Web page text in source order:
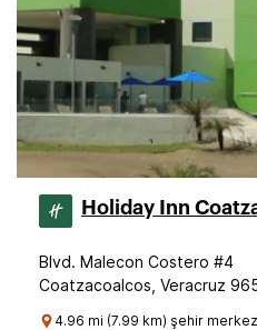
Holiday Inn
Blvd. Malecon Costero #4
Coatzacoalcos, Veracruz
4.96 mi (7.99 km) şehir